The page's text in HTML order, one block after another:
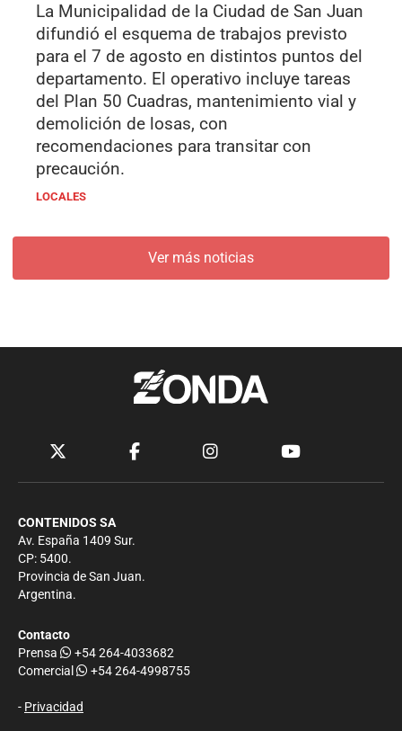
La Municipalidad de la Ciudad de San Juan
difundió el esquema de trabajos previsto
para el 7 de agosto en distintos puntos del
departamento. El operativo incluye tareas
del Plan 50 Cuadras, mantenimiento vial y
demolición de losas, con
recomendaciones para transitar con
precaución.
LOCALES
Ver más noticias
CONTENIDOS SA
Av. España 1409 Sur.
CP: 5400.
Provincia de San Juan.
Argentina.
Contacto
Prensa
+54 264-4033682
Comercial
+54 264-4998755
- Privacidad